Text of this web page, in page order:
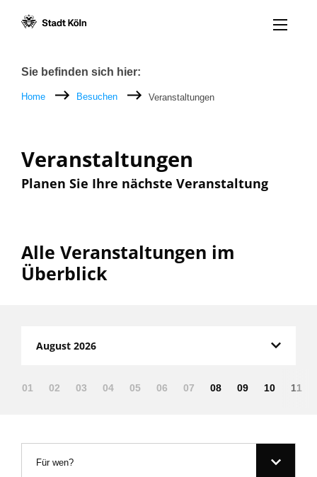
Menü
Breadcrumb
Sie befinden sich hier:
Home Besuchen Veranstaltungen
Veranstaltungen
Planen Sie Ihre nächste Veranstaltung
Alle Veranstaltungen im
Überblick
August 2026
01 02 03 04 05 06 07 08 09 10 11
Für wen?